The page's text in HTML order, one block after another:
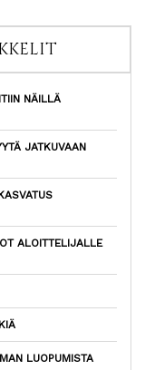
NÄILLÄ
JATKUVAAN
ALOITTELIJALLE
LUOPUMISTA